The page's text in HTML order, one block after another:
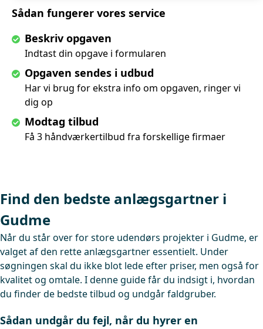
Sådan fungerer vores service
Beskriv opgaven
Indtast din opgave i formularen
Opgaven sendes i udbud
Har vi brug for ekstra info om opgaven, ringer vi
dig op
Modtag tilbud
Få 3 håndværkertilbud fra forskellige firmaer
Find den bedste anlægsgartner i
Gudme
Når du står over for store udendørs projekter i Gudme, er
valget af den rette anlægsgartner essentielt. Under
søgningen skal du ikke blot lede efter priser, men også for
kvalitet og omtale. I denne guide får du indsigt i, hvordan
du finder de bedste tilbud og undgår faldgruber.
Sådan undgår du fejl, når du hyrer en